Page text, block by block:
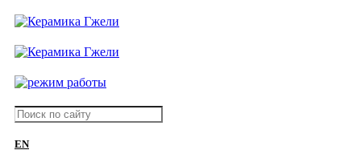
EN